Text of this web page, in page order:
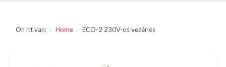
Ön itt van: Home ECO-2 230V-os vezérlés